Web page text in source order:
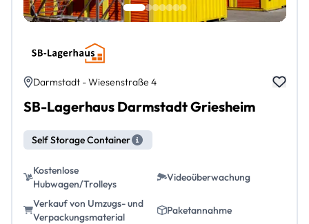
Darmstadt - Wiesenstraße 4
SB-Lagerhaus Darmstadt Griesheim
Self Storage Container
Kostenlose
Hubwagen/Trolleys
Videoüberwachung
Verkauf von Umzugs- und
Verpackungsmaterial
Paketannahme